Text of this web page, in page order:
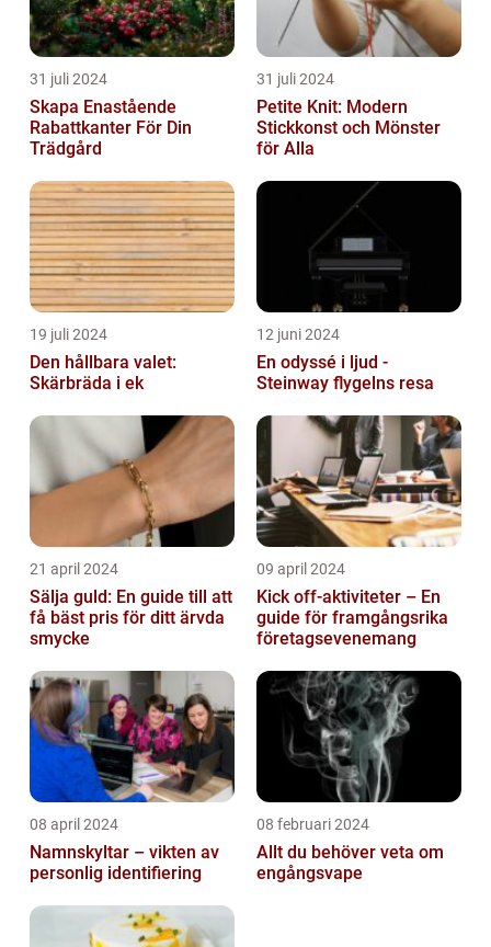
31 juli 2024
Skapa Enastående
Rabattkanter För Din
Trädgård
31 juli 2024
Petite Knit: Modern
Stickkonst och Mönster
för Alla
19 juli 2024
Den hållbara valet:
Skärbräda i ek
12 juni 2024
En odyssé i ljud -
Steinway flygelns resa
21 april 2024
Sälja guld: En guide till att
få bäst pris för ditt ärvda
smycke
09 april 2024
Kick off-aktiviteter – En
guide för framgångsrika
företagsevenemang
08 april 2024
Namnskyltar – vikten av
personlig identifiering
08 februari 2024
Allt du behöver veta om
engångsvape